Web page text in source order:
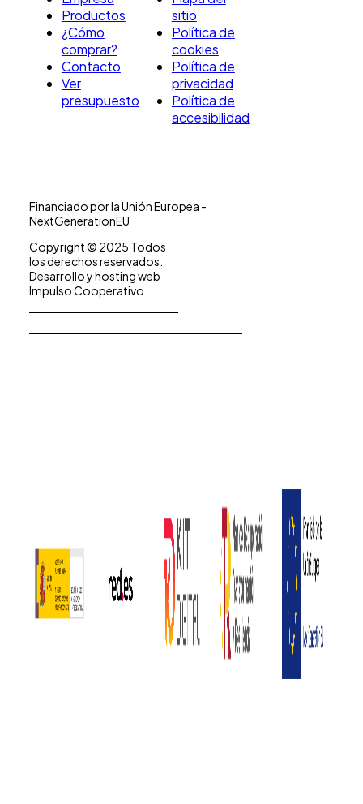
Productos
¿Cómo
comprar?
Contacto
Ver
presupuesto
sitio
Política de
cookies
Política de
privacidad
Política de
accesibilidad
Financiado por la Unión Europea -
NextGenerationEU
Copyright © 2025 Todos
los derechos reservados.
Desarrollo y hosting web
Impulso Cooperativo